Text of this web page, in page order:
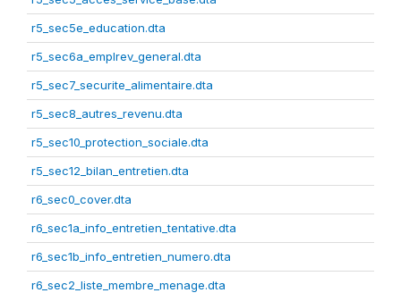
r5_sec5e_education.dta
r5_sec6a_emplrev_general.dta
r5_sec7_securite_alimentaire.dta
r5_sec8_autres_revenu.dta
r5_sec10_protection_sociale.dta
r5_sec12_bilan_entretien.dta
r6_sec0_cover.dta
r6_sec1a_info_entretien_tentative.dta
r6_sec1b_info_entretien_numero.dta
r6_sec2_liste_membre_menage.dta